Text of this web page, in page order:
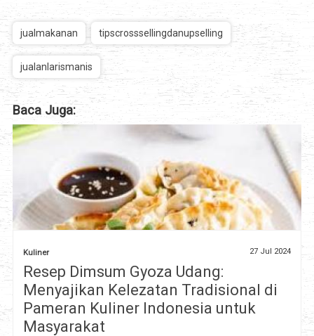
jualmakanan tipscrosssellingdanupselling
jualanlarismanis
Baca Juga:
Kuliner 27 Jul 2024
Resep Dimsum Gyoza Udang:
Menyajikan Kelezatan Tradisional di
Pameran Kuliner Indonesia untuk
Masyarakat